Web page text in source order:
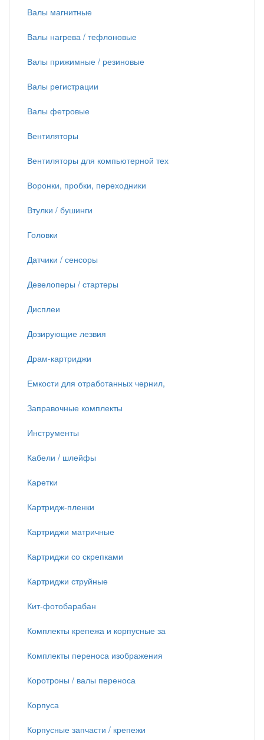
Валы магнитные
Валы нагрева / тефлоновые
Валы прижимные / резиновые
Валы регистрации
Валы фетровые
Вентиляторы
Вентиляторы для компьютерной тех
Воронки, пробки, переходники
Втулки / бушинги
Головки
Датчики / сенсоры
Девелоперы / стартеры
Дисплеи
Дозирующие лезвия
Драм-картриджи
Емкости для отработанных чернил,
Заправочные комплекты
Инструменты
Кабели / шлейфы
Каретки
Картридж-пленки
Картриджи матричные
Картриджи со скрепками
Картриджи струйные
Кит-фотобарабан
Комплекты крепежа и корпусные за
Комплекты переноса изображения
Коротроны / валы переноса
Корпуса
Корпусные запчасти / крепежи